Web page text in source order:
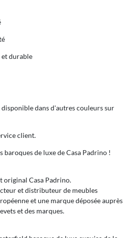
durable
dans d'autres couleurs sur
client.
baroques de luxe de Casa Padrino !
original Casa Padrino.
et distributeur de meubles
et une marque déposée auprès
et des marques.